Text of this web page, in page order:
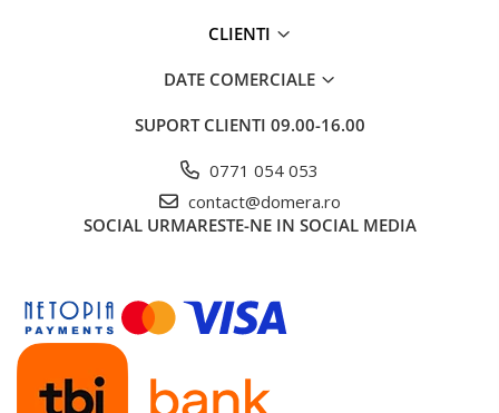
CLIENTI
DATE COMERCIALE
SUPORT CLIENTI 09.00-16.00
0771 054 053
contact@domera.ro
SOCIAL URMARESTE-NE IN SOCIAL MEDIA